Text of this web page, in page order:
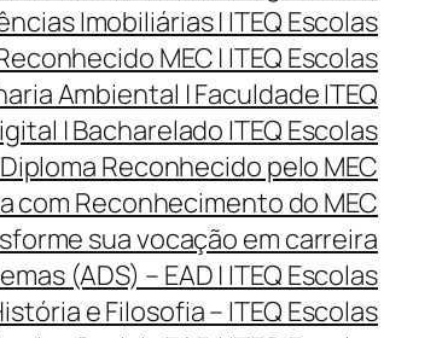
Imobiliárias | ITEQ Escolas
MEC | ITEQ Escolas
Ambiental | Faculdade ITEQ
| Bacharelado ITEQ Escolas
Reconhecido pelo MEC
com Reconhecimento do MEC
sua vocação em carreira
(ADS) – EAD | ITEQ Escolas
e Filosofia – ITEQ Escolas